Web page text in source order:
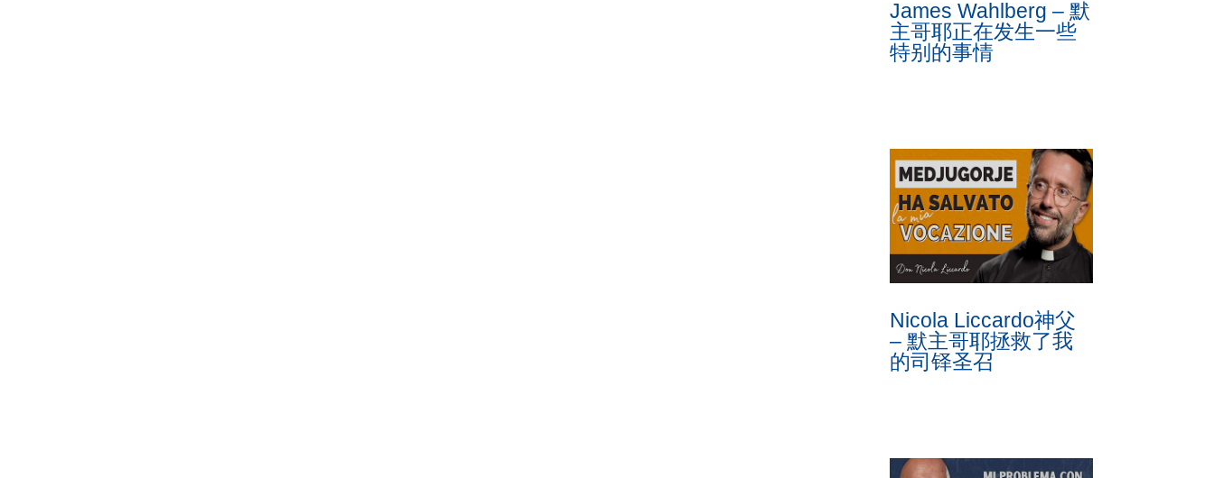
James Wahlberg – 默
主哥耶正在发生一些
特别的事情
Nicola Liccardo神父
– 默主哥耶拯救了我
的司铎圣召